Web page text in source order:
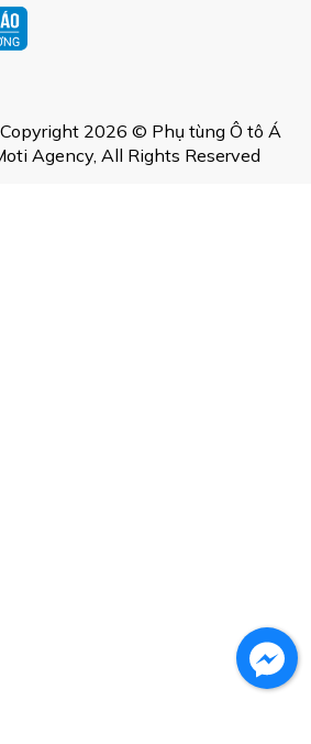
2026 © Phụ tùng Ô tô Á
Agency, All Rights Reserved